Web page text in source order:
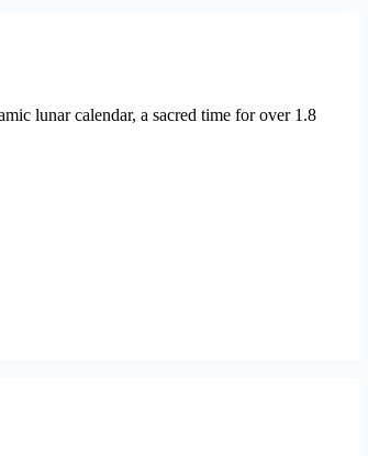
lunar calendar, a sacred time for over 1.8